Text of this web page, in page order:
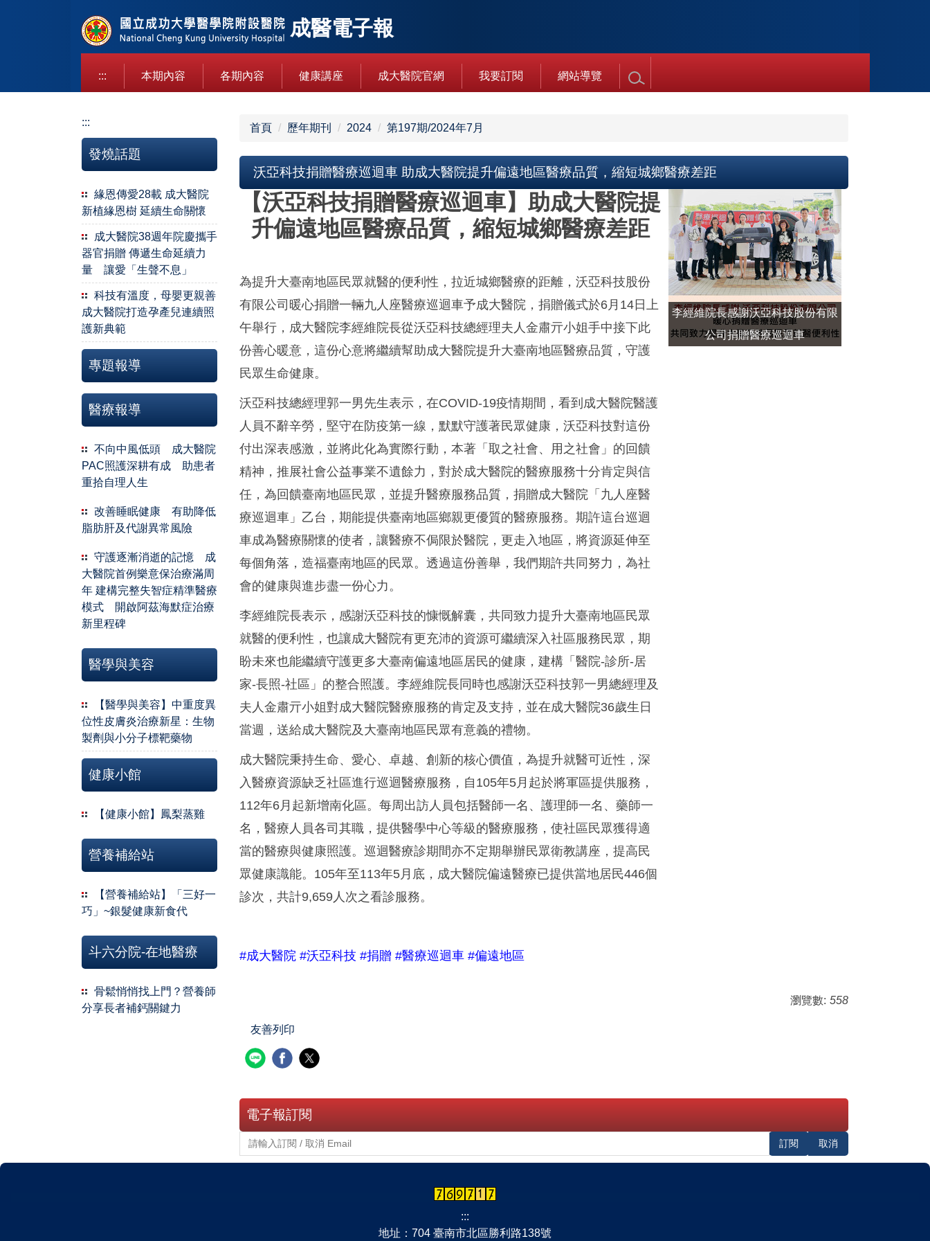
容
成醫電子報
::: 本期內容 各期內容 健康講座 成大醫院官網 我要訂閱 網站導覽
:::
發燒話題
緣恩傳愛28載 成大醫院
新植緣恩樹 延續生命關懷
成大醫院38週年院慶攜手
器官捐贈 傳遞生命延續力
量 讓愛「生聲不息」
科技有溫度，母嬰更親善
成大醫院打造孕產兒連續照
護新典範
專題報導
醫療報導
不向中風低頭 成大醫院
PAC照護深耕有成 助患者
重拾自理人生
改善睡眠健康 有助降低
脂肪肝及代謝異常風險
守護逐漸消逝的記憶 成
大醫院首例樂意保治療滿周
年 建構完整失智症精準醫療
模式 開啟阿茲海默症治療
新里程碑
醫學與美容
【醫學與美容】中重度異
位性皮膚炎治療新星：生物
製劑與小分子標靶藥物
健康小館
【健康小館】鳳梨蒸雞
營養補給站
【營養補給站】「三好一
巧」~銀髮健康新食代
斗六分院-在地醫療
骨鬆悄悄找上門？營養師
分享長者補鈣關鍵力
首頁 歷年期刊 2024 第197期/2024年7月
沃亞科技捐贈醫療巡迴車 助成大醫院提升偏遠地區醫療品質，縮短城鄉醫療差距
李經維院長感謝沃亞科技股份有限
公司捐贈醫療巡迴車
【沃亞科技捐贈醫療巡迴車】 助成大醫院提
升偏遠地區醫療品質，縮短城鄉醫療差距
為提升大臺南地區民眾就醫的便利性，拉近城鄉醫療的距離，沃亞科技股份
有限公司暖心捐贈一輛九人座醫療巡迴車予成大醫院，捐贈儀式於6月14日上
午舉行，成大醫院李經維院長從沃亞科技總經理夫人金肅亓小姐手中接下此
份善心暖意，這份心意將繼續幫助成大醫院提升大臺南地區醫療品質，守護
民眾生命健康。
沃亞科技總經理郭一男先生表示，在COVID-19疫情期間，看到成大醫院醫護
人員不辭辛勞，堅守在防疫第一線，默默守護著民眾健康，沃亞科技對這份
付出深表感激，並將此化為實際行動，本著「取之社會、用之社會」的回饋
精神，推展社會公益事業不遺餘力，對於成大醫院的醫療服務十分肯定與信
任，為回饋臺南地區民眾，並提升醫療服務品質，捐贈成大醫院「九人座醫
療巡迴車」乙台，期能提供臺南地區鄉親更優質的醫療服務。期許這台巡迴
車成為醫療關懷的使者，讓醫療不侷限於醫院，更走入地區，將資源延伸至
每個角落，造福臺南地區的民眾。透過這份善舉，我們期許共同努力，為社
會的健康與進步盡一份心力。
李經維院長表示，感謝沃亞科技的慷慨解囊，共同致力提升大臺南地區民眾
就醫的便利性，也讓成大醫院有更充沛的資源可繼續深入社區服務民眾，期
盼未來也能繼續守護更多大臺南偏遠地區居民的健康，建構「醫院-診所-居
家-長照-社區」的整合照護。李經維院長同時也感謝沃亞科技郭一男總經理及
夫人金肅亓小姐對成大醫院醫療服務的肯定及支持，並在成大醫院36歲生日
當週，送給成大醫院及大臺南地區民眾有意義的禮物。
成大醫院秉持生命、愛心、卓越、創新的核心價值，為提升就醫可近性，深
入醫療資源缺乏社區進行巡迴醫療服務，自105年5月起於將軍區提供服務，
112年6月起新增南化區。每周出訪人員包括醫師一名、護理師一名、藥師一
名，醫療人員各司其職，提供醫學中心等級的醫療服務，使社區民眾獲得適
當的醫療與健康照護。巡迴醫療診期間亦不定期舉辦民眾衛教講座，提高民
眾健康識能。105年至113年5月底，成大醫院偏遠醫療已提供當地居民446個
診次，共計9,659人次之看診服務。
#成大醫院 #沃亞科技 #捐贈 #醫療巡迴車 #偏遠地區
瀏覽數: 558
友善列印
電子報訂閱
訂閱 取消
:::
地址：704 臺南市北區勝利路138號